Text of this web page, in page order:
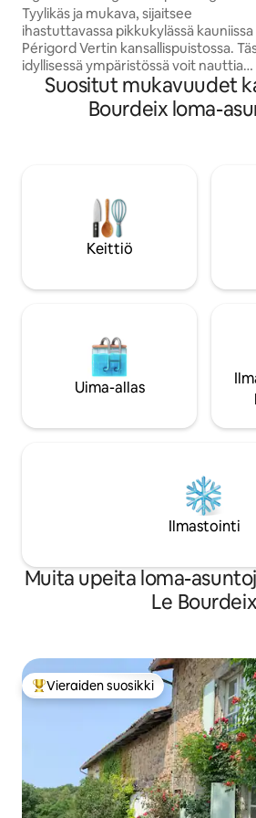
yhden hengen vuodetta
Tyylikäs ja mukava, sijaitsee
ihastuttavassa pikkukylässä kauniissa
Périgord Vertin kansallispuistossa.
idyllisessä ympäristössä voit nauttia
rauhasta, tyyneyttä ja luonnosta.
Alkuperäiset ominaisuudet
moderneihin mukavuuksiin. Super
ravintoloita. Viikoittainen markkina
(keskiviikko). 30 minuuttia
60 minuuttia Limogesin lentokentälle,
tuntia Bordeauxiin tai La Rochelleen.
Suositut mukavuudet
Bourdeix loma-
Keittiö
Uima-allas
Ilmastointi
Muita upeita loma-
Le Bourdeix
Vieraiden suosikkien parhaimmistoa
Vieraiden suosikki